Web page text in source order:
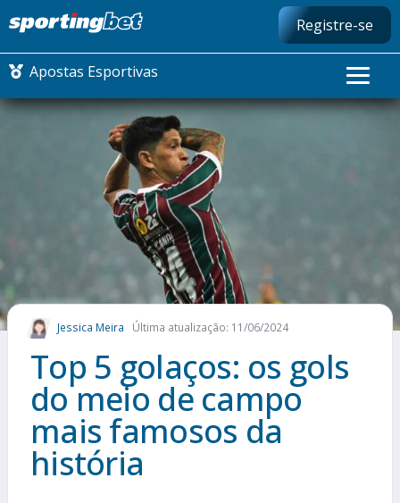
Registre-se
Apostas Esportivas
CONMEBOL LIBERTADORES
FUTEBOL NACIONAL
FUTEBOL INTERNACIONAL
COMO APOSTAR
MAIS ESPORTES
Jessica Meira Última atualização: 11/06/2024
Top 5 golaços: os gols
do meio de campo
mais famosos da
história